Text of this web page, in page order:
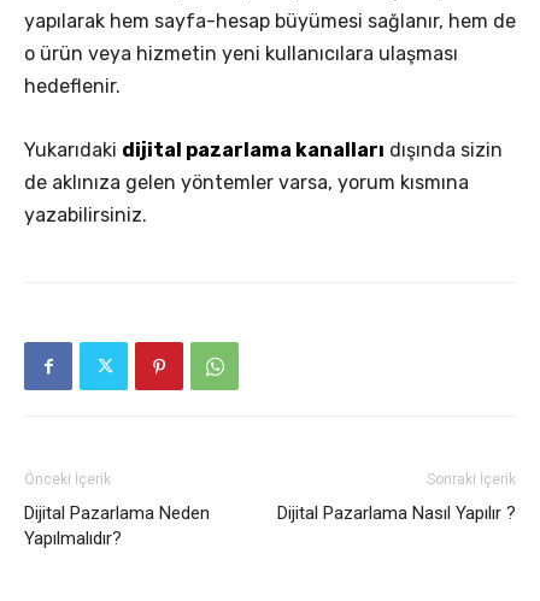
yapılarak hem sayfa-hesap büyümesi sağlanır, hem de
o ürün veya hizmetin yeni kullanıcılara ulaşması
hedeflenir.
Yukarıdaki dijital pazarlama kanalları dışında sizin
de aklınıza gelen yöntemler varsa, yorum kısmına
yazabilirsiniz.
Önceki İçerik
Dijital Pazarlama Neden
Yapılmalıdır?
Sonraki İçerik
Dijital Pazarlama Nasıl Yapılır ?